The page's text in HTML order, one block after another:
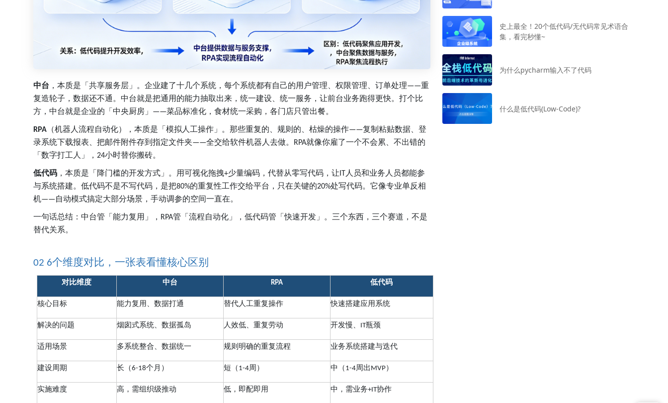
中台 ，本质是「共享服务层」。企业建了十几个系统，每个系统都有自己的用户管理、权限管理、订单处理——重
复造轮子，数据还不通。中台就是把通用的能力抽取出来，统一建设、统一服务，让前台业务跑得更快。打个比
方，中台就是企业的「中央厨房」 ——菜品标准化，食材统一采购，各门店只管出餐。
RPA （机器人流程自动化），本质是「模拟人工操作」。那些重复的、规则的、枯燥的操作——复制粘贴数据、登
录系统下载报表、把邮件附件存到指定文件夹——全交给软件机器人去做。 RPA就像你雇了一个不会累、不出错的
「数字打工人」， 24小时替你搬砖。
低代码 ，本质是「降门槛的开发方式」。用可视化拖拽+少量编码，代替从零写代码，让 IT 人员和业务人员都能参
与系统搭建。低代码不是不写代码，是把80%的重复性工作交给平台，只在关键的20%处写代码。它像专业单反相
机——自动模式搞定大部分场景，手动调参的空间一直在。
一句话总结：中台管「能力复用」， RPA管「流程自动化」，低代码管「快速开发」。三个东西，三个赛道，不是
替代关系。
02 6个维度对比，一张表看懂核心区别
对比维度 中台 RPA 低代码
核心目标 能力复用、数据打通 替代人工重复操作 快速搭建应用系统
解决的问题 烟囱式系统、数据孤岛 人效低、重复劳动 开发慢、 IT瓶颈
适用场景 多系统整合、数据统一 规则明确的重复流程 业务系统搭建与迭代
建设周期 长（6-18个月） 短（ 1-4周） 中（ 1-4周出 MVP）
实施难度 高，需组织级推动 低，即配即用 中，需业务+IT协作
史上最全！20个低代码/无代码常见术语合
集，看完秒懂~
为什么pycharm输入不了代码
什么是低代码(Low-Code)?